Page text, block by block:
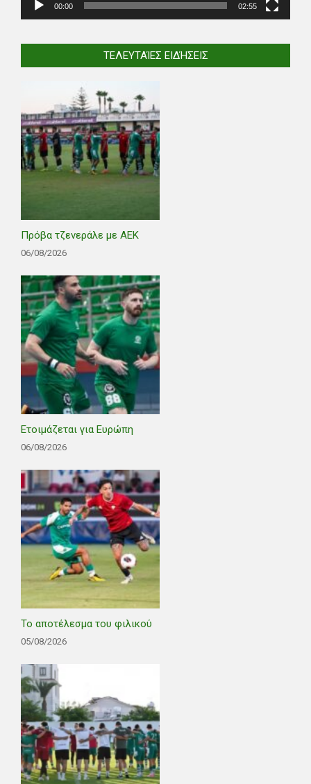
00:00 02:55
ΤΕΛΕΥΤΑΊΕΣ ΕΙΔΉΣΕΙΣ
Πρόβα τζενεράλε με ΑΕΚ
06/08/2026
Ετοιμάζεται για Ευρώπη
06/08/2026
Το αποτέλεσμα του φιλικού
05/08/2026